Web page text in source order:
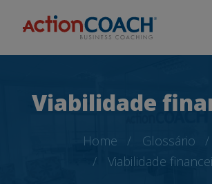
Viabilidade
Home Glossário
Viabilidade